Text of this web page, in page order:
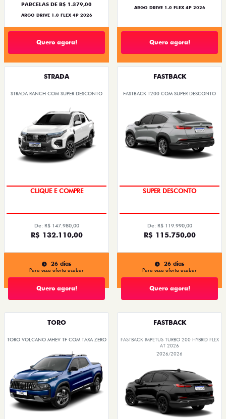
PARCELAS DE R$ 1.379,00
ARGO DRIVE 1.0 FLEX 4P 2026
Quero agora!
ARGO DRIVE 1.0 FLEX 4P 2026
Quero agora!
STRADA
STRADA RANCH COM SUPER DESCONTO
COM O USADO NA TROCA
De: R$ 147.980,00
R$ 132.110,00
26 dias
Para essa oferta acabar
Quero agora!
FASTBACK
FASTBACK T200 COM SUPER DESCONTO
OPORTUNIDADE
De: R$ 119.990,00
R$ 115.750,00
26 dias
Para essa oferta acabar
Quero agora!
TORO
TORO VOLCANO MHEV TF COM TAXA ZERO
FASTBACK
FASTBACK IMPETUS TURBO 200 HYBRID FLEX
AT 2026
2026/2026